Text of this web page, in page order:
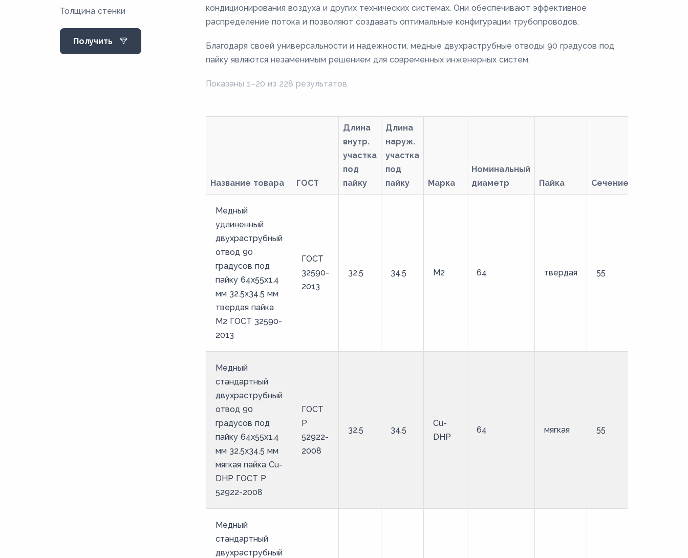
22
25
27,4
Толщина стенки
Получить
кондиционирования воздуха и других технических системах. Они обеспечивают эффективное
распределение потока и позволяют создавать оптимальные конфигурации трубопроводов.
Благодаря своей универсальности и надежности, медные двухраструбные отводы 90 градусов под
пайку являются незаменимым решением для современных инженерных систем.
Показаны 1–20 из 228 результатов
Название товара ГОСТ
Длина
внутр.
участка
под
пайку
Длина
наруж.
участка
под
пайку
Марка
Номинальный
диаметр
Пайка Сечение
Медный
удлиненный
двухраструбный
отвод 90
градусов под
пайку 64х55х1.4
мм 32.5х34.5 мм
твердая пайка
М2 ГОСТ 32590-
2013
ГОСТ
32590-
2013
32,5 34,5 М2 64 твердая 55
Медный
стандартный
двухраструбный
отвод 90
градусов под
пайку 64х55х1.4
мм 32.5х34.5 мм
мягкая пайка Cu-
DHP ГОСТ Р
52922-2008
ГОСТ
Р
52922-
2008
32,5 34,5
Cu-
DHP
64 мягкая 55
Медный
стандартный
двухраструбный